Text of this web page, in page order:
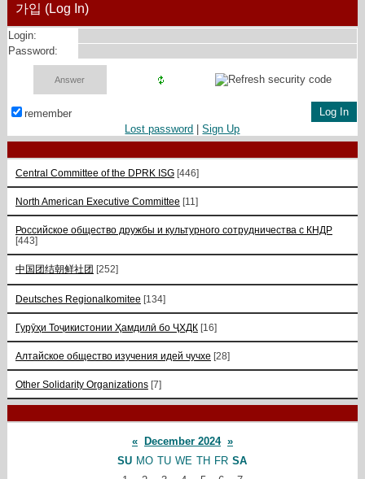
가입 (Log In)
Login:
Password:
remember
Lost password |Sign Up
Central Committee of the DPRK ISG [446]
North American Executive Committee [11]
Российское общество дружбы и культурного сотрудничества с КНДР
[443]
中国团结朝鲜社团 [252]
Deutsches Regionalkomitee [134]
Гурӯҳи Тоҷикистонии Ҳамдилӣ бо ҶХДК [16]
Алтайское общество изучения идей чучхе [28]
Other Solidarity Organizations [7]
« December 2024 »
SU MO TU WE TH FR SA